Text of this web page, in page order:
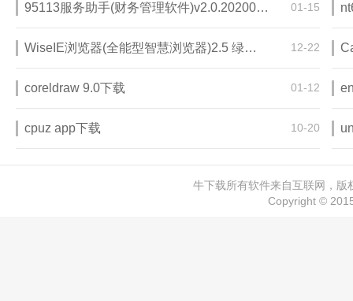
95113服务助手(财务管理软件)v2.0.20200601 官方版 01-15
WiseIE浏览器(全能型智慧浏览器)2.5 绿色版 12-22
coreldraw 9.0下载 01-12
cpuz app下载 10-20
牛下载所有软件来自互联网，
Copyright ©